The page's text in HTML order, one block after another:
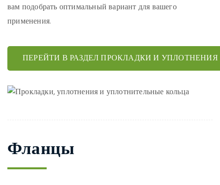
вам подобрать оптимальный вариант для вашего
применения.
ПЕРЕЙТИ В РАЗДЕЛ ПРОКЛАДКИ И УПЛОТНЕНИЯ
Фланцы